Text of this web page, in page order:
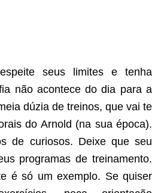
seus limites e tenha
não acontece do dia para a
dúzia de treinos, que vai te
do Arnold (na sua época).
de curiosos. Deixe que seu
programas de treinamento.
é só um exemplo. Se quiser